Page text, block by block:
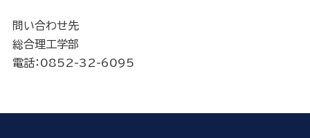
問い合わせ先
総合理工学部
電話：0852-32-6095